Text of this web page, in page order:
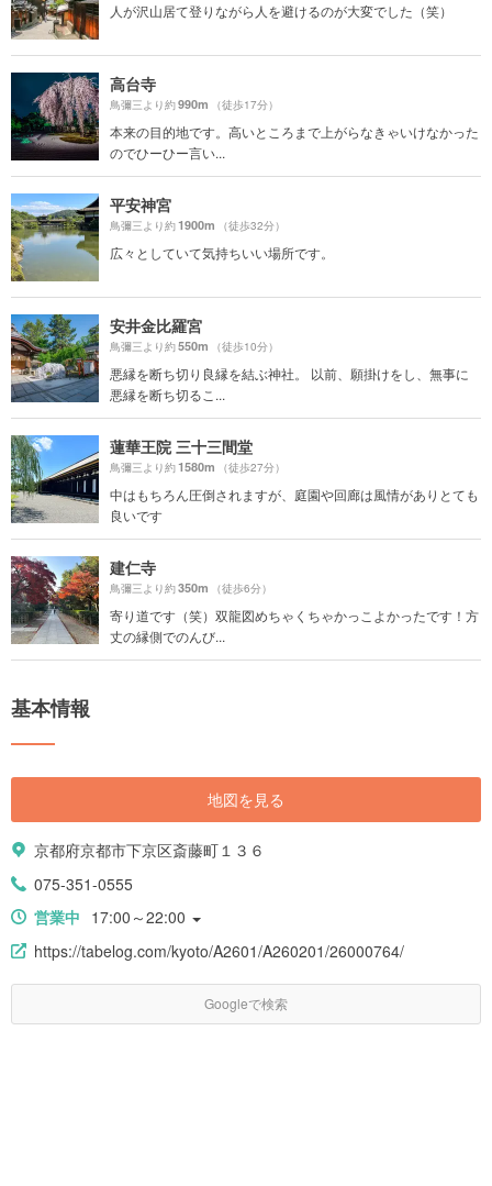
人が沢山居て登りながら人を避けるのが大変でした（笑）
高台寺
鳥彌三より約990m （徒歩17分）
本来の目的地です。高いところまで上がらなきゃいけなかった
のでひーひー言い...
平安神宮
鳥彌三より約1900m （徒歩32分）
広々としていて気持ちいい場所です。
安井金比羅宮
鳥彌三より約550m （徒歩10分）
悪縁を断ち切り良縁を結ぶ神社。 以前、願掛けをし、無事に
悪縁を断ち切るこ...
蓮華王院 三十三間堂
鳥彌三より約1580m （徒歩27分）
中はもちろん圧倒されますが、庭園や回廊は風情がありとても
良いです
建仁寺
鳥彌三より約350m （徒歩6分）
寄り道です（笑）双龍図めちゃくちゃかっこよかったです！方
丈の縁側でのんび...
基本情報
地図を見る
京都府京都市下京区斎藤町１３６
075-351-0555
営業中 17:00～22:00
https://tabelog.com/kyoto/A2601/A260201/26000764/
Googleで検索